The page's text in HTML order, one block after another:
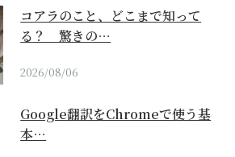
コアラのこと、どこまで知って
る？ 驚きの…
2026/08/06
Google翻訳をChromeで使う基
本…